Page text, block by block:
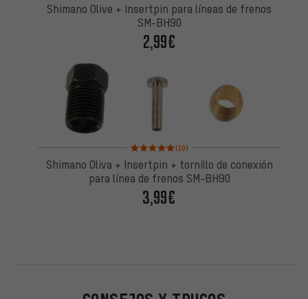
Shimano Olive + Insertpin para líneas de frenos
SM-BH90
2,99€
Valoración media: 5 de 5 basada en 10 reseñas
(10)
Shimano Oliva + Insertpin + tornillo de conexión
para línea de frenos SM-BH90
3,99€